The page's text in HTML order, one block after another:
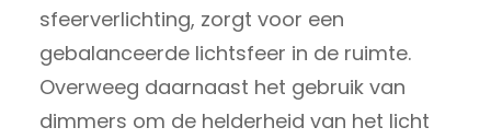
sfeerverlichting, zorgt voor een
gebalanceerde lichtsfeer in de ruimte.
Overweeg daarnaast het gebruik van
dimmers om de helderheid van het licht